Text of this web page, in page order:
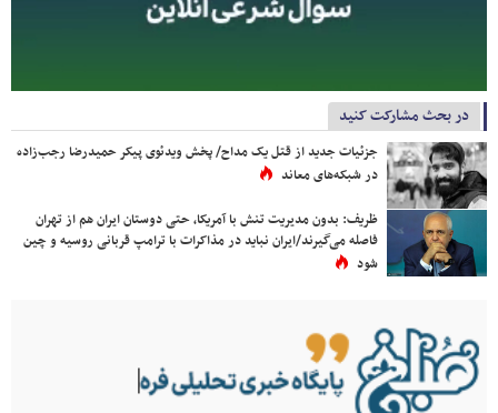
در بحث مشارکت کنید
جزئیات جدید از قتل یک مداح/ پخش ویدئوی پیکر حمیدرضا رجب‌زاده
در شبکه‌های معاند
ظریف: بدون مدیریت تنش با آمریکا، حتی دوستان ایران هم از تهران
فاصله می‌گیرند/ایران نباید در مذاکرات با ترامپ قربانی روسیه و چین
شود